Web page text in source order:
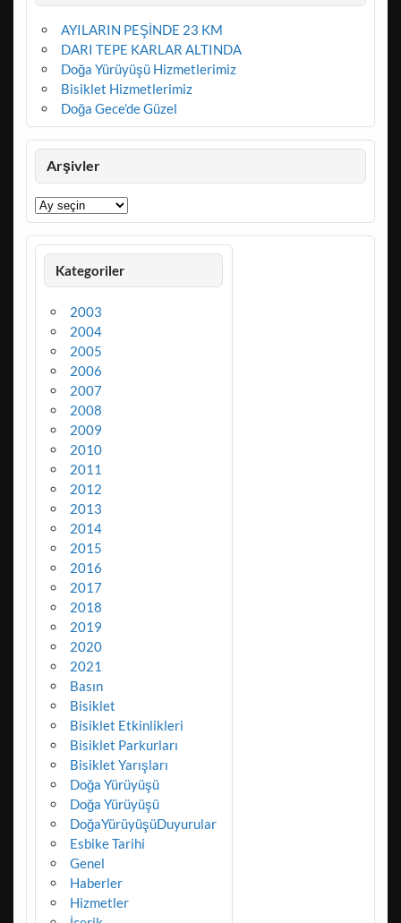
AYILARIN PEŞİNDE 23 KM
DARI TEPE KARLAR ALTINDA
Doğa Yürüyüşü Hizmetlerimiz
Bisiklet Hizmetlerimiz
Doğa Gece’de Güzel
Arşivler
Arşivler
Kategoriler
2003
2004
2005
2006
2007
2008
2009
2010
2011
2012
2013
2014
2015
2016
2017
2018
2019
2020
2021
Basın
Bisiklet
Bisiklet Etkinlikleri
Bisiklet Parkurları
Bisiklet Yarışları
Doğa Yürüyüşü
Doğa Yürüyüşü
DoğaYürüyüşüDuyurular
Esbike Tarihi
Genel
Haberler
Hizmetler